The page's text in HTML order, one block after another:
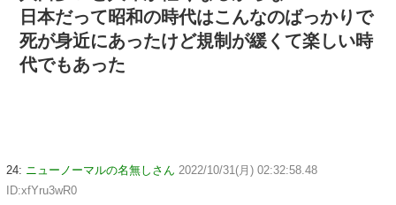
日本だって昭和の時代はこんなのばっかりで
死が身近にあったけど規制が緩くて楽しい時
代でもあった
24: ニューノーマルの名無しさん 2022/10/31(月) 02:32:58.48
ID:xfYru3wR0